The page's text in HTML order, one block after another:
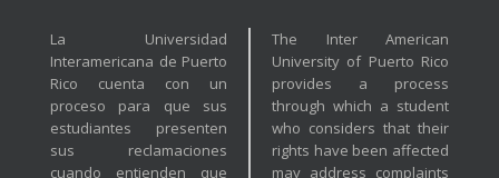
La Universidad
Interamericana de Puerto
Rico cuenta con un
proceso para que sus
estudiantes presenten
sus reclamaciones
cuando entienden que
The Inter American
University of Puerto Rico
provides a process
through which a student
who considers that their
rights have been affected
may address complaints